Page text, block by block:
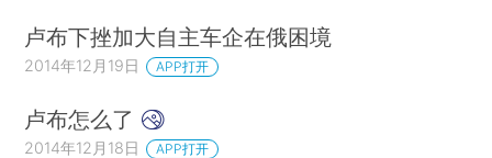
卢布下挫加大自主车企在俄困境
2014年12月19日 APP打开
卢布怎么了
2014年12月18日 APP打开